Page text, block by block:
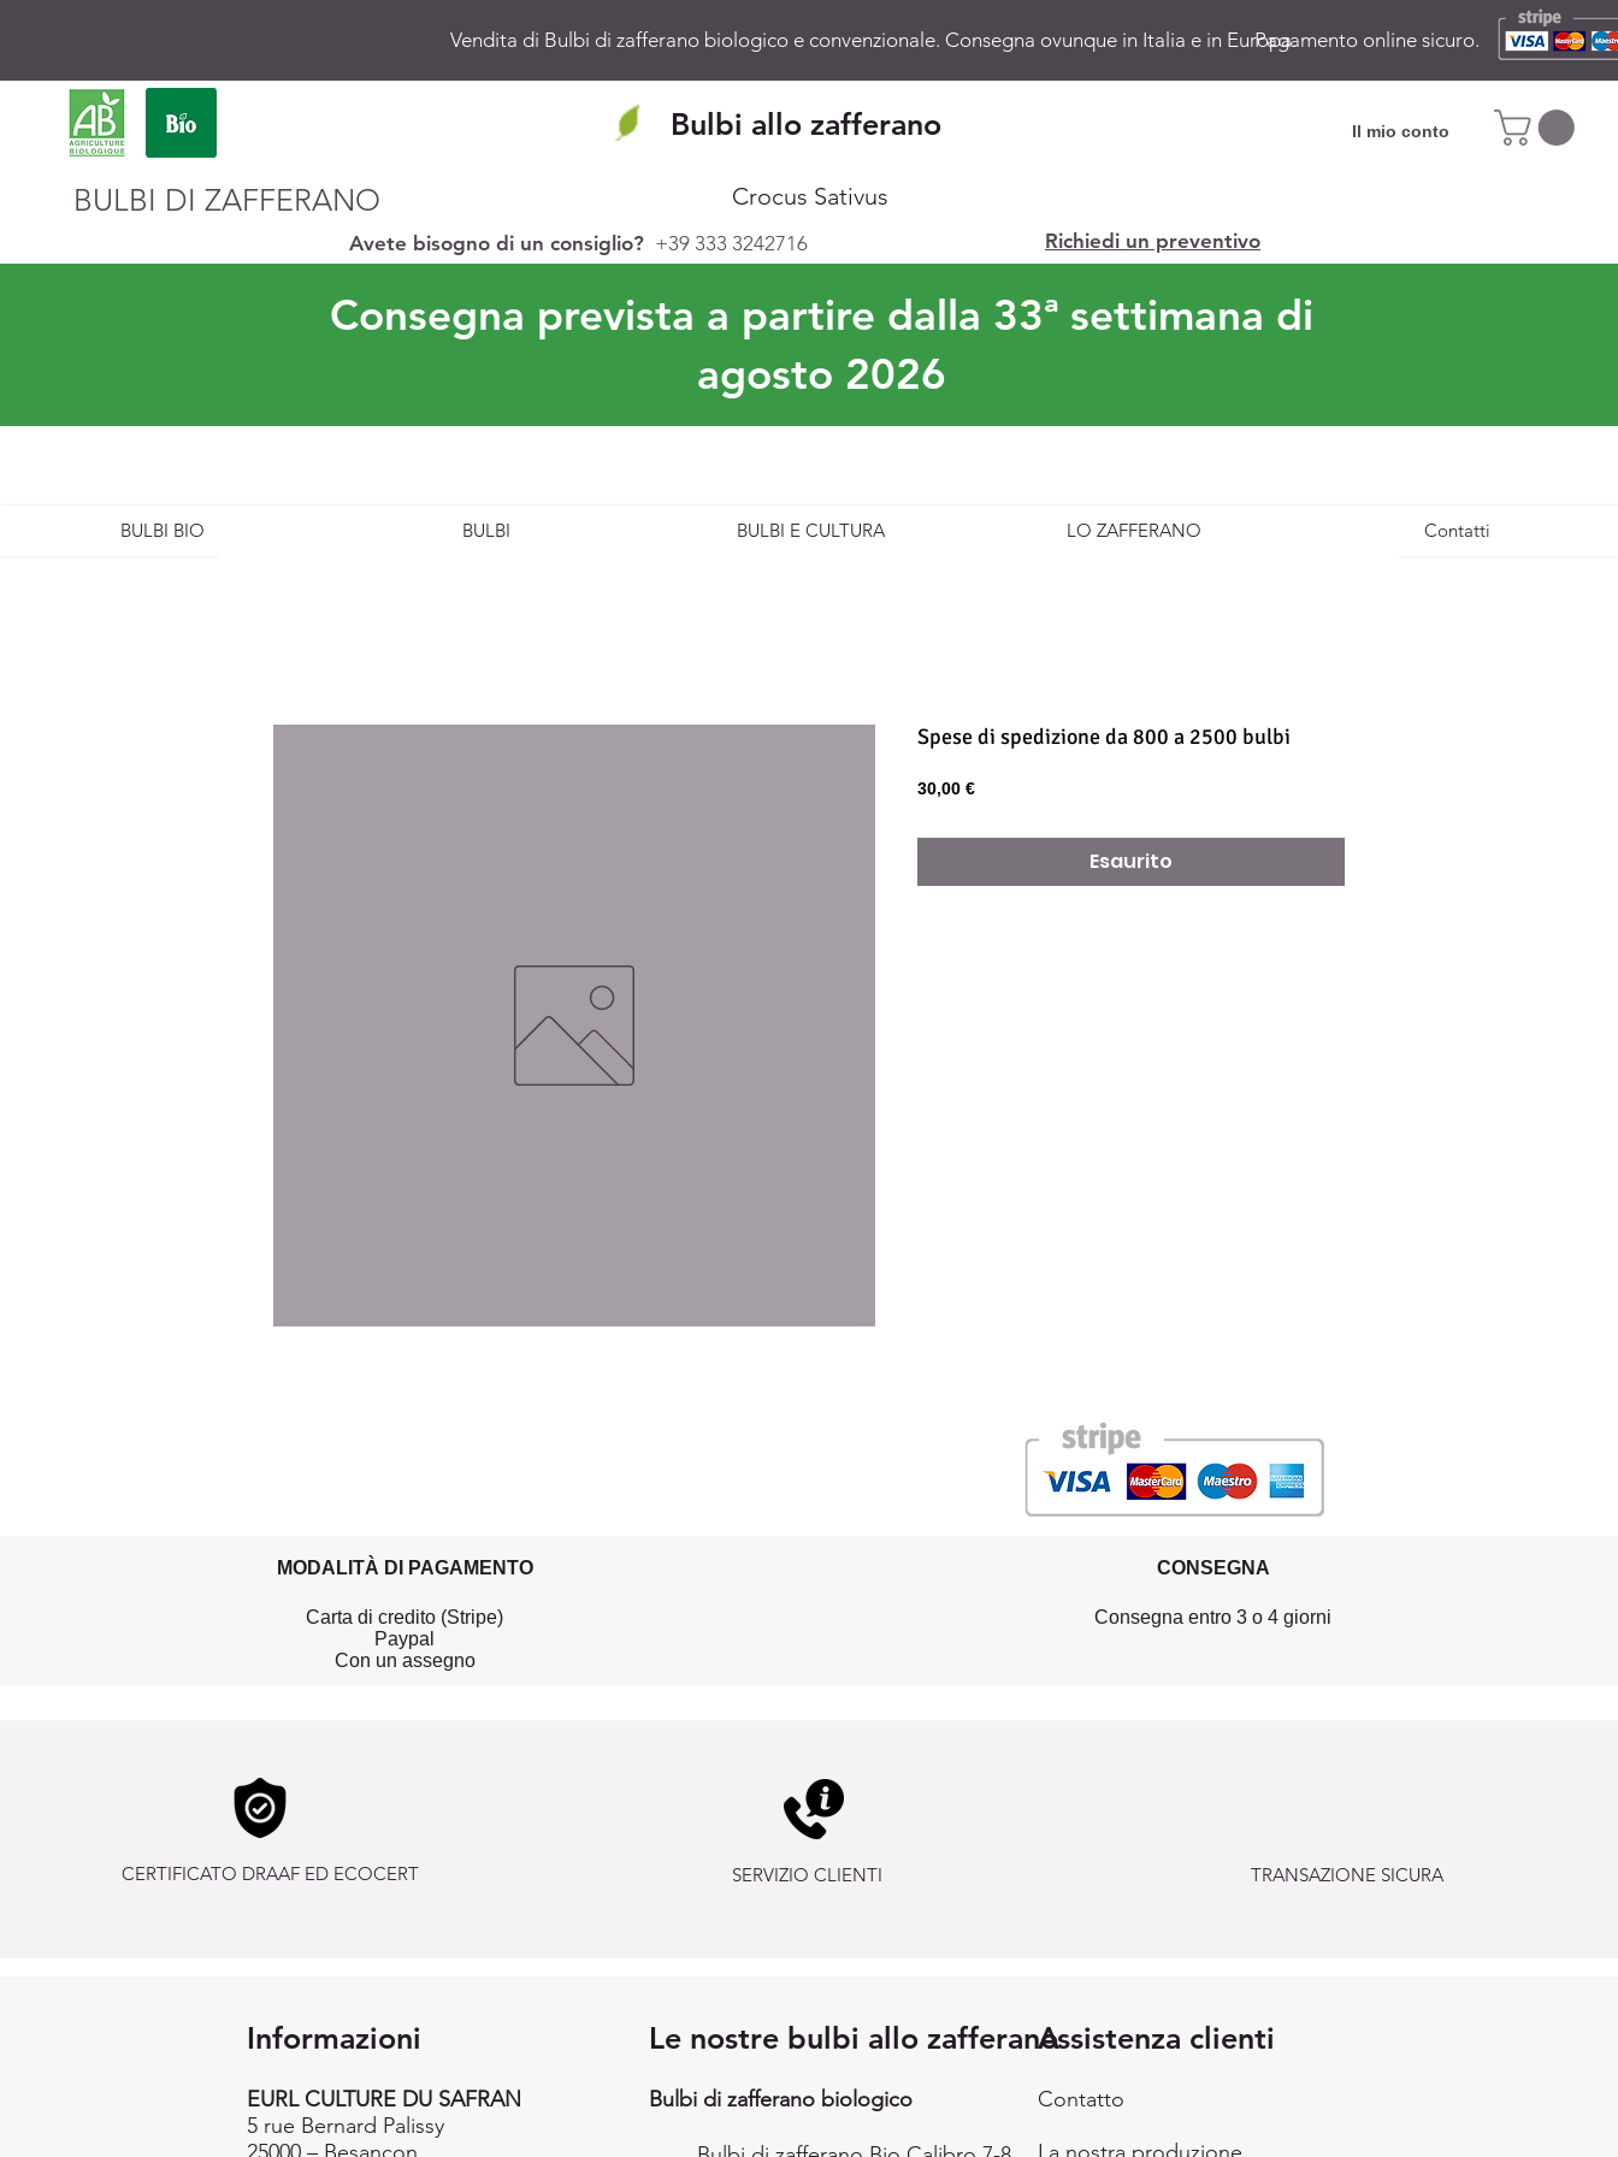
Vendita di Bulbi di zafferano biologico e convenzionale. Consegna ovunque in Italia e in Europa.Pagamento online sicuro.
BULBI DI ZAFFERANO
Bulbi allo zafferano
Crocus Sativus
Avete bisogno di un consiglio? +39 333 3242716
Il mio conto
Consegna prevista a partire dalla 33ª settimana di
agosto 2026
Richiedi un preventivo
BULBI BIO BULBI BULBI E CULTURA LO ZAFFERANO Contatti
Spese di spedizione da 800 a 2500 bulbi
30,00 €Prezzo
Esaurito
MODALITÀ DI PAGAMENTO
Carta di credito (Stripe)
Paypal
Con un assegno
CONSEGNA
Consegna entro 3 o 4 giorni
CERTIFICATO DRAAF ED ECOCERT SERVIZIO CLIENTI TRANSAZIONE SICURA
Informazioni
EURL CULTURE DU SAFRAN
5 rue Bernard Palissy
Le nostre bulbi allo zafferano
Bulbi di zafferano biologico
Assistenza clienti
Contatto